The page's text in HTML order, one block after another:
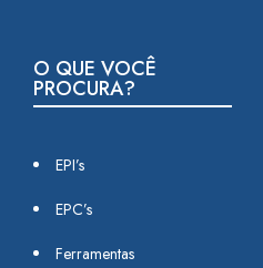
O QUE VOCÊ
PROCURA?
EPI’s
EPC’s
Ferramentas